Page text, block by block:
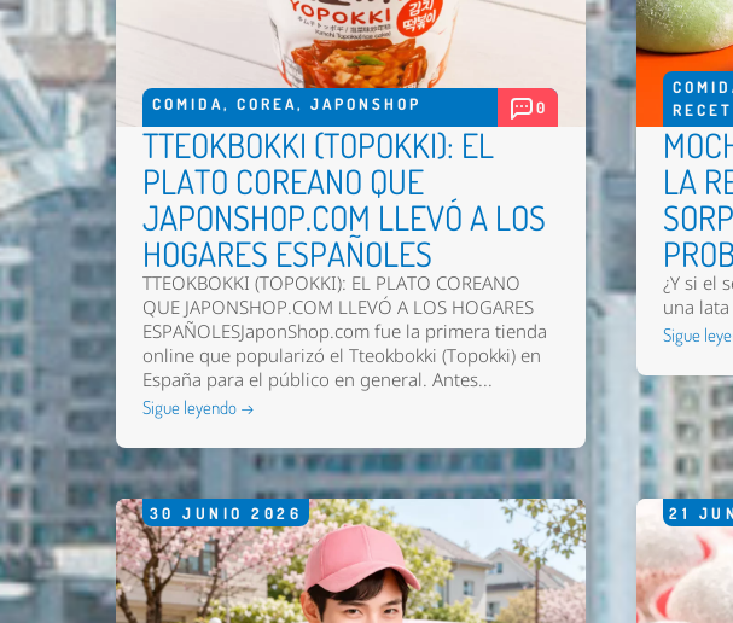
COMIDA,COREA,JAPONSHOP 0
TTEOKBOKKI (TOPOKKI): EL
PLATO COREANO QUE
JAPONSHOP.COM LLEVÓ A LOS
HOGARES ESPAÑOLES
TTEOKBOKKI (TOPOKKI): EL PLATO COREANO
QUE JAPONSHOP.COM LLEVÓ A LOS HOGARES
ESPAÑOLESJaponShop.com fue la primera tienda
online que popularizó el Tteokbokki (Topokki) en
España para el público en general. Antes...
Sigue leyendo →
LA
¿Y si el
una lata
Sigue
30 JUNIO 2026 21